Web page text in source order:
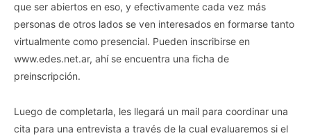
que ser abiertos en eso, y efectivamente cada vez más
personas de otros lados se ven interesados en formarse tanto
virtualmente como presencial. Pueden inscribirse en
www.edes.net.ar, ahí se encuentra una ficha de
preinscripción.
Luego de completarla, les llegará un mail para coordinar una
cita para una entrevista a través de la cual evaluaremos si el